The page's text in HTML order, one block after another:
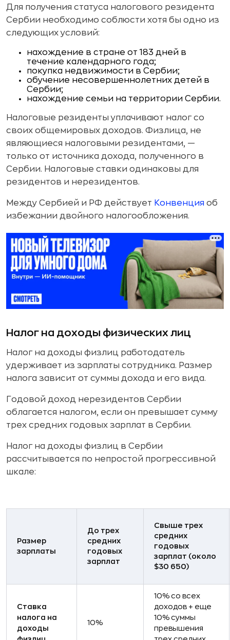
Для получения статуса налогового резидента
Сербии необходимо соблюсти хотя бы одно из
следующих условий:
нахождение в стране от 183 дней в
течение календарного года;
покупка недвижимости в Сербии;
обучение несовершеннолетних детей в
Сербии;
нахождение семьи на территории Сербии.
Налоговые резиденты уплачивают налог со
своих общемировых доходов. Физлица, не
являющиеся налоговыми резидентами, —
только от источника дохода, полученного в
Сербии. Налоговые ставки одинаковы для
резидентов и нерезидентов.
Между Сербией и РФ действует Конвенция об
избежании двойного налогообложения.
Налог на доходы физических лиц
Налог на доходы физлиц работодатель
удерживает из зарплаты сотрудника. Размер
налога зависит от суммы дохода и его вида.
Годовой доход нерезидентов Сербии
облагается налогом, если он превышает сумму
трех средних годовых зарплат в Сербии.
Налог на доходы физлиц в Сербии
рассчитывается по непростой прогрессивной
шкале:
Размер
зарплаты
До трех
средних
годовых
зарплат
Свыше трех
средних
годовых
зарплат (около
$30 650)
Ставка
налога на
доходы
10%
10% со всех
доходов + еще
10% суммы
превышения